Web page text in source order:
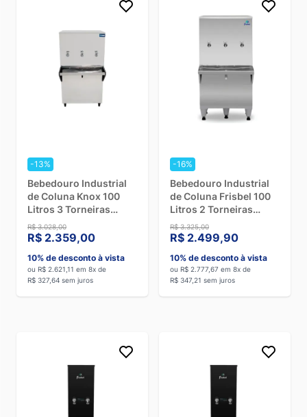
Como limpar um bebedouro industrial?
Manter uma regularidade na limpeza é essencial para
garantir uma excelente qualidade da água e aumentar a vida
para evitar qualquer
Limpe o reservatório e as torneirascom uma esponja macia
e sabão neutro.
Higienize o sistema interno
– Se o modelo tiver filtro, siga
as instruções do fabricante para trocá-lo no período correto.
Passe um pano úmido na parte externapara remover a
poeira e a sujeira acumulada.
Enxágue bem e seque antes de religar o equipamento.
Na hora de comprar, você deve levar em conta:
Número de pessoas
– Quanto maior a circulação, maior
deve ser a capacidade do equipamento.
-13%
Bebedouro Industrial
de Coluna Knox 100
Litros 3 Torneiras
Geladas Inox - 110V
R$ 3.028,00
R$ 2.359,00
10% de desconto à vista
ou R$ 2.621,11 em 8x de
R$ 327,64 sem juros
-16%
Bebedouro Industrial
de Coluna Frisbel 100
Litros 2 Torneiras
Geladas e 1 Natural
Inox - 110V
R$ 3.325,00
R$ 2.499,90
10% de desconto à vista
ou R$ 2.777,67 em 8x de
R$ 347,21 sem juros